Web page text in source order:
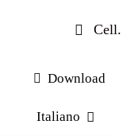
Download
Italiano